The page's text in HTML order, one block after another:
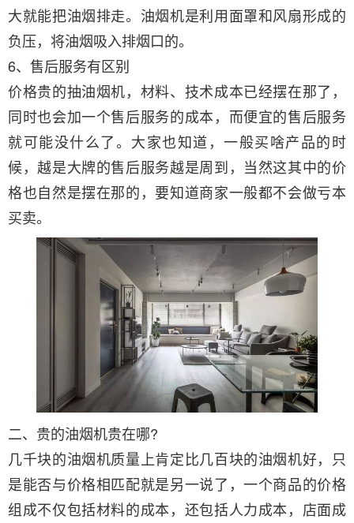
大就能把油烟排走。油烟机是利用面罩和风扇形成的
负压，将油烟吸入排烟口的。
6、售后服务有区别
价格贵的抽油烟机，材料、技术成本已经摆在那了，
同时也会加一个售后服务的成本，而便宜的售后服务
就可能没什么了。大家也知道，一般买啥产品的时
候，越是大牌的售后服务越是周到，当然这其中的价
格也自然是摆在那的，要知道商家一般都不会做亏本
买卖。
二、贵的油烟机贵在哪?
几千块的油烟机质量上肯定比几百块的油烟机好，只
是能否与价格相匹配就是另一说了，一个商品的价格
组成不仅包括材料的成本，还包括人力成本，店面成